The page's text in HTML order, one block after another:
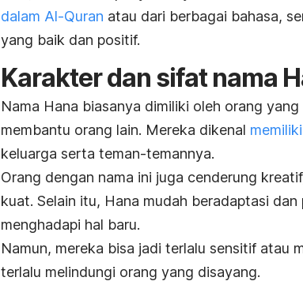
dalam Al-Quran atau dari berbagai bahasa,
yang baik dan positif.
Karakter dan sifat nama
Nama Hana biasanya dimiliki oleh orang
membantu orang lain. Mereka dikenal
keluarga serta teman-temannya.
Orang dengan nama ini juga cenderung
kuat. Selain itu, Hana mudah beradaptasi
menghadapi hal baru.
Namun, mereka bisa jadi terlalu sensitif atau
terlalu melindungi orang yang disayang.